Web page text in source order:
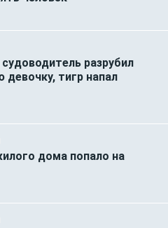
разрубил
тигр напал
дома попало на